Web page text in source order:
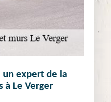
un expert de la
à Le Verger